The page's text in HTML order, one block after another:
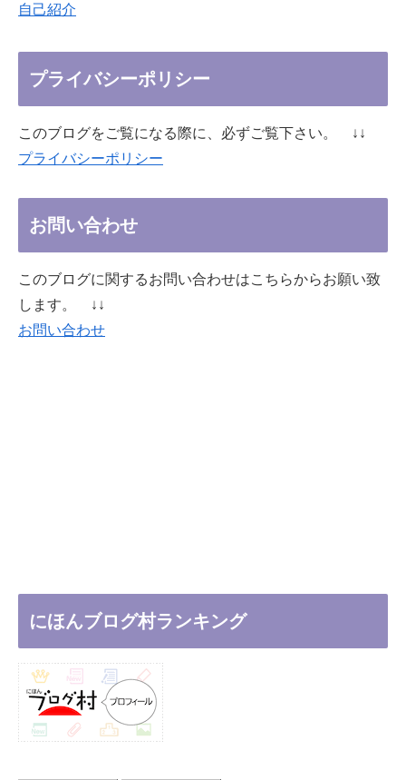
自己紹介
プライバシーポリシー
このブログをご覧になる際に、必ずご覧下さい。 ↓↓
プライバシーポリシー
お問い合わせ
このブログに関するお問い合わせはこちらからお願い致
します。 ↓↓
お問い合わせ
にほんブログ村ランキング